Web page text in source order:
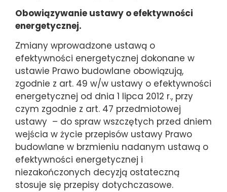
Obowiązywanie ustawy o efektywności
energetycznej.
Zmiany wprowadzone ustawą o
efektywności energetycznej dokonane w
ustawie Prawo budowlane obowiązują,
zgodnie z art. 49 w/w ustawy o efektywności
energetycznej od dnia 1 lipca 2012 r., przy
czym zgodnie z art. 47 przedmiotowej
ustawy – do spraw wszczętych przed dniem
wejścia w życie przepisów ustawy Prawo
budowlane w brzmieniu nadanym ustawą o
efektywności energetycznej i
niezakończonych decyzją ostateczną
stosuje się przepisy dotychczasowe.